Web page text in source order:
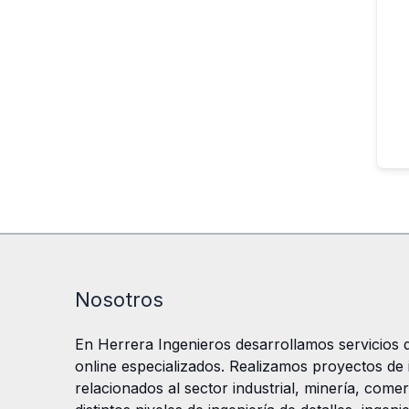
Nosotros
En Herrera Ingenieros desarrollamos servicios
online especializados. Realizamos proyectos
relacionados al sector industrial, minería,